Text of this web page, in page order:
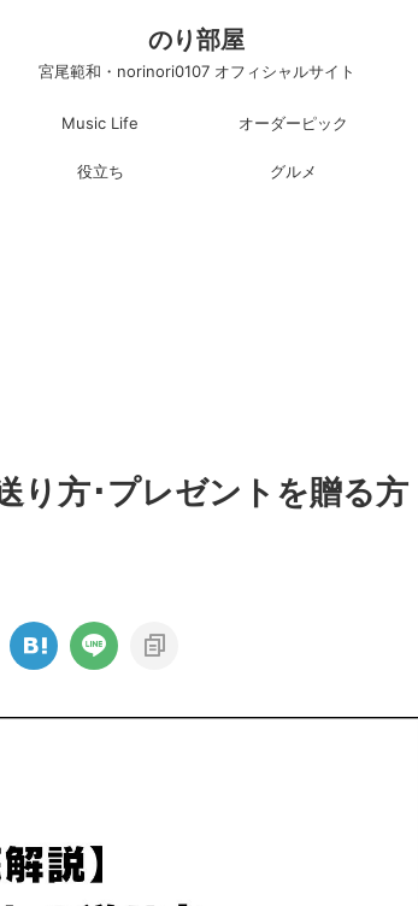
のり部屋
宮尾範和・norinori0107 オフィシャルサイト
Music Life オーダーピック
役立ち グルメ
り方･プレゼントを贈る方